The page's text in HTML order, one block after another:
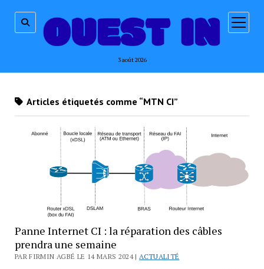
3 août 2026
ouvrir
menu
Articles étiquetés comme “MTN CI”
Panne Internet CI : la réparation des câbles
prendra une semaine
PAR FIRMIN AGBÉ LE 14 MARS 2024 |ACTUALITÉ